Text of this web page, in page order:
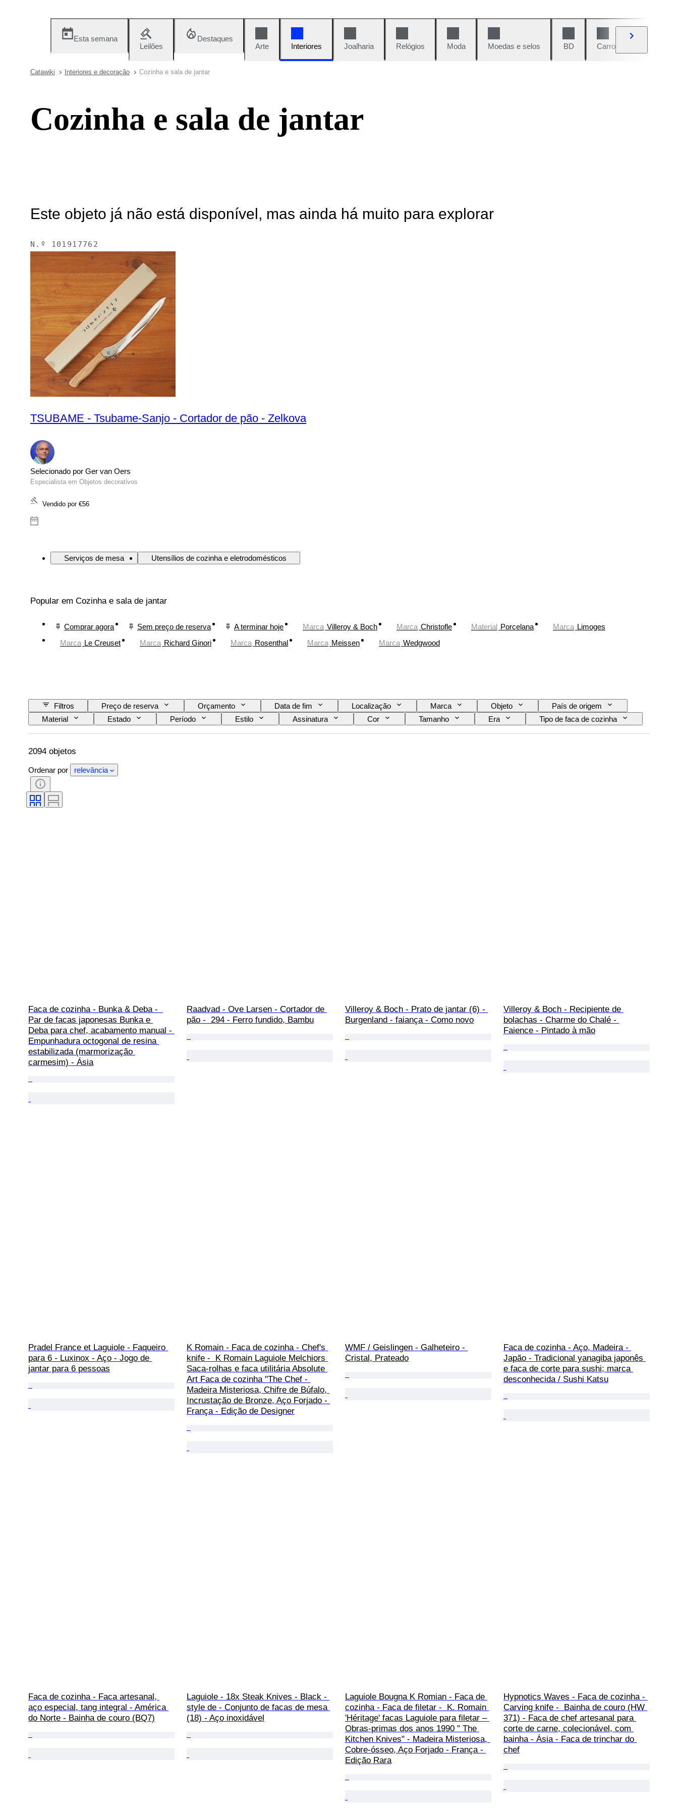
Esta semana
Leilões
Destaques
Arte
Interiores Joalharia Relógios Moda Moedas e selos BD Carros e motos
Catawiki Interiores e decoração Cozinha e sala de jantar
Cozinha e sala de jantar
Este objeto já não está disponível, mas ainda há muito para explorar
N.º 101917762
TSUBAME - Tsubame-Sanjo - Cortador de pão - Zelkova
Selecionado por Ger van Oers
Especialista em Objetos decorativos
Vendido por €56
Serviços de mesa Utensílios de cozinha e eletrodomésticos
Popular em Cozinha e sala de jantar
Comprar agora Sem preço de reserva A terminar hoje Marca Villeroy & Boch Marca Christofle Material Porcelana Marca Limoges
Marca Le Creuset Marca Richard Ginori Marca Rosenthal Marca Meissen Marca Wedgwood
Filtros Preço de reserva Orçamento Data de fim Localização Marca Objeto
País de origem
Material
Estado Período Estilo Assinatura Cor Tamanho Era
Tipo de faca de cozinha
Decoração
Artista Original/Réplica Vendido por Criador Modelo
2094 objetos
Ordenar por relevância
Faca de cozinha - Bunka & Deba -
Par de facas japonesas Bunka e
Deba para chef, acabamento manual -
Empunhadura octogonal de resina
estabilizada (marmorização
carmesim) - Ásia
Raadvad - Ove Larsen - Cortador de
pão -  294 - Ferro fundido, Bambu
Villeroy & Boch - Prato de jantar (6) -
Burgenland - faiança - Como novo
Villeroy & Boch - Recipiente de
bolachas - Charme do Chalé -
Faience - Pintado à mão
Pradel France et Laguiole - Faqueiro
para 6 - Luxinox - Aço - Jogo de
jantar para 6 pessoas
K Romain - Faca de cozinha - Chef's
knife -  K Romain Laguiole Melchiors
Saca-rolhas e faca utilitária Absolute
Art Faca de cozinha "The Chef -
Madeira Misteriosa, Chifre de Búfalo,
Incrustação de Bronze, Aço Forjado -
França - Edição de Designer
WMF / Geislingen - Galheteiro -
Cristal, Prateado
Faca de cozinha - Aço, Madeira -
Japão - Tradicional yanagiba japonês
e faca de corte para sushi; marca
desconhecida / Sushi Katsu
Faca de cozinha - Faca artesanal,
aço especial, tang integral - América
do Norte - Bainha de couro (BQ7)
Laguiole - 18x Steak Knives - Black -
style de - Conjunto de facas de mesa
(18) - Aço inoxidável
Laguiole Bougna K Romian - Faca de
cozinha - Faca de filetar -  K. Romain
'Héritage' facas Laguiole para filetar –
Obras-primas dos anos 1990 " The
Kitchen Knives" - Madeira Misteriosa,
Cobre-ósseo, Aço Forjado - França -
Edição Rara
Hypnotics Waves - Faca de cozinha -
Carving knife -  Bainha de couro (HW
371) - Faca de chef artesanal para
corte de carne, colecionável, com
bainha - Ásia - Faca de trinchar do
chef